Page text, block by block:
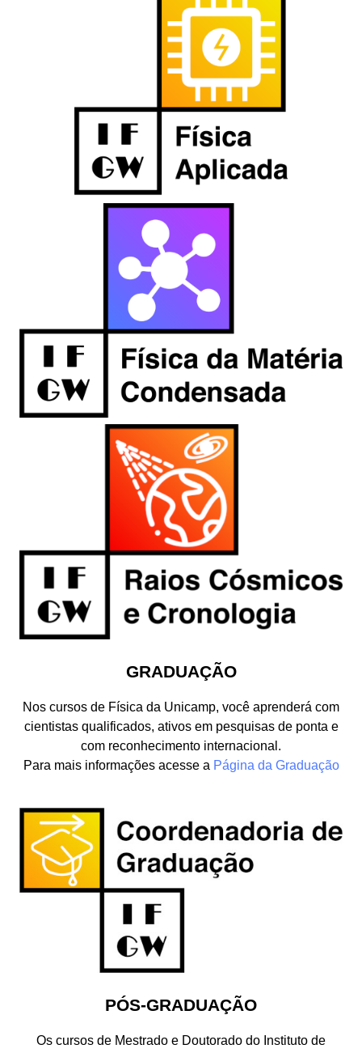
GRADUAÇÃO
Nos cursos de Física da Unicamp, você aprenderá com
cientistas qualificados, ativos em pesquisas de ponta e
com reconhecimento internacional.
Para mais informações acesse a Página da Graduação
PÓS-GRADUAÇÃO
Os cursos de Mestrado e Doutorado do Instituto de